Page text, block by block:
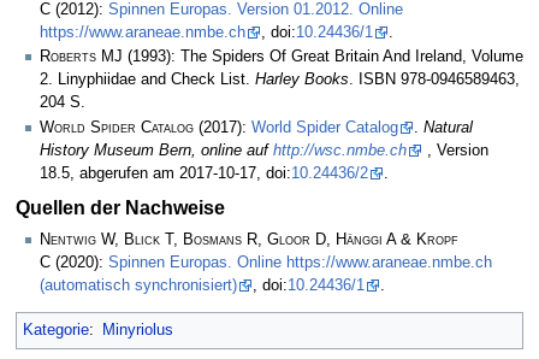
C (2012): Spinnen Europas. Version 01.2012. Online
https://www.araneae.nmbe.ch
, doi:10.24436/1
.
Roberts MJ (1993): The Spiders Of Great Britain And Ireland, Volume
2. Linyphiidae and Check List. Harley Books. ISBN 978-0946589463,
204 S.
World Spider Catalog (2017): World Spider Catalog
Natural
History Museum Bern, online auf http://wsc.nmbe.ch
, Version
18.5, abgerufen am 2017-10-17, doi:10.24436/2
Quellen der Nachweise
Nentwig W, Blick T, Bosmans R, Gloor D, Hänggi A & Kropf
C (2020): Spinnen Europas. Online https://www.araneae.nmbe.ch
(automatisch synchronisiert)
, doi:10.24436/1
Kategorie: Minyriolus